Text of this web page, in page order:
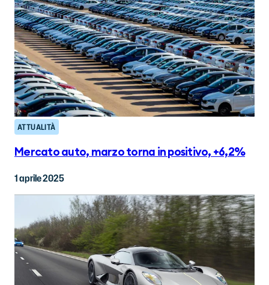
ATTUALITÀ
Mercato auto, marzo torna in positivo, +6,2%
1 aprile 2025